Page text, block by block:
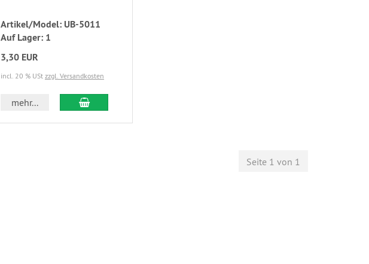
Artikel/Model: UB-5011
Auf Lager: 1
3,30 EUR
incl. 20 % USt zzgl. Versandkosten
mehr...
Seite 1 von 1